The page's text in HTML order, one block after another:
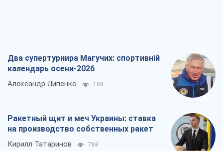
Два супертурнира Магучих: спортивній
календарь осени-2026
Александр Липенко 189
Ракетный щит и меч Украины: ставка
на производство собственных ракет
Кирилл Татаринов 768